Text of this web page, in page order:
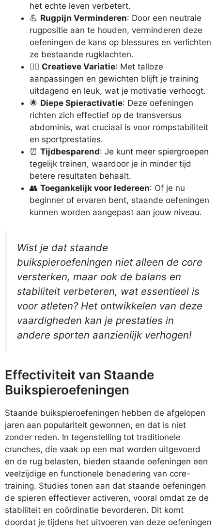
het echte leven verbetert.
💪 Rugpijn Verminderen: Door een neutrale
rugpositie aan te houden, verminderen deze
oefeningen de kans op blessures en verlichten
ze bestaande rugklachten.
🏋️‍♂️ Creatieve Variatie: Met talloze
aanpassingen en gewichten blijft je training
uitdagend en leuk, wat je motivatie verhoogt.
🌟 Diepe Spieractivatie: Deze oefeningen
richten zich effectief op de transversus
abdominis, wat cruciaal is voor rompstabiliteit
en sportprestaties.
⏰ Tijdbesparend: Je kunt meer spiergroepen
tegelijk trainen, waardoor je in minder tijd
betere resultaten behaalt.
👥 Toegankelijk voor Iedereen: Of je nu
beginner of ervaren bent, staande oefeningen
kunnen worden aangepast aan jouw niveau.
Wist je dat staande
buikspieroefeningen niet alleen de core
versterken, maar ook de balans en
stabiliteit verbeteren, wat essentieel is
voor atleten? Het ontwikkelen van deze
vaardigheden kan je prestaties in
andere sporten aanzienlijk verhogen!
Effectiviteit van Staande
Buikspieroefeningen
Staande buikspieroefeningen hebben de afgelopen
jaren aan populariteit gewonnen, en dat is niet
zonder reden. In tegenstelling tot traditionele
crunches, die vaak op een mat worden uitgevoerd
en de rug belasten, bieden staande oefeningen een
veelzijdige en functionele benadering van core-
training. Studies tonen aan dat staande oefeningen
de spieren effectiever activeren, vooral omdat ze de
stabiliteit en coördinatie bevorderen. Dit komt
doordat je tijdens het uitvoeren van deze oefeningen